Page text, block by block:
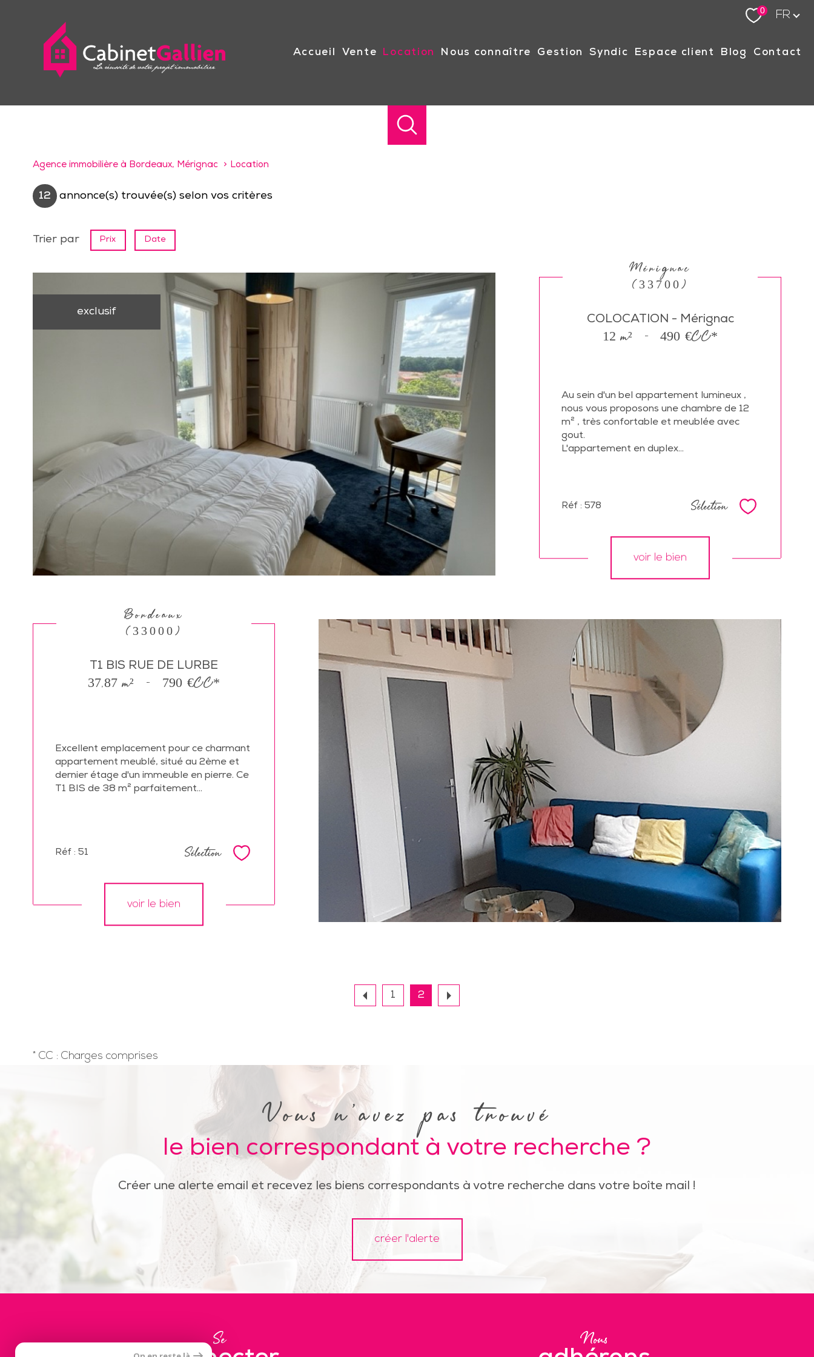
0 Langue
FR
accueil vente location nous connaître gestion syndic espace client blog contact
Agence immobilière à Bordeaux, Mérignac Location
12 annonce(s) trouvée(s) selon vos critères
Trier par Prix Date
exclusif
Mérignac
(33700)
COLOCATION - Mérignac
12 m² - 490 €CC*
Au sein d'un bel appartement lumineux ,
nous vous proposons une chambre de 12
m² , très confortable et meublée avec
gout.
L'appartement en duplex...
Réf : 578 Sélection
voir le bien
Bordeaux
(33000)
T1 BIS RUE DE LURBE
37,87 m² - 790 €CC*
Excellent emplacement pour ce charmant
appartement meublé, situé au 2ème et
dernier étage d'un immeuble en pierre. Ce
T1 BIS de 38 m² parfaitement...
Réf : 51 Sélection Sélectionner
voir le bien
1 2
* CC : Charges comprises
Vous n'avez pas trouvé
le bien correspondant à votre recherche ?
Créer une alerte email et recevez les biens correspondants à votre recherche dans votre boîte mail !
créer l'alerte
Se Nous